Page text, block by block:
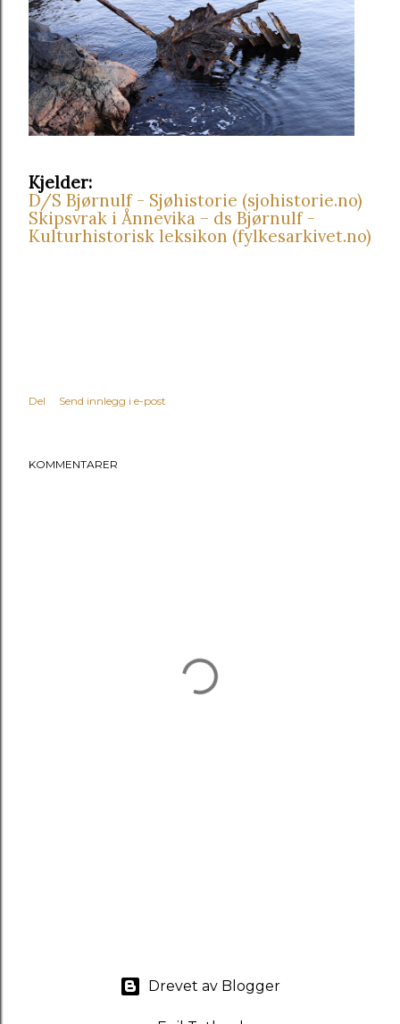
Kjelder:
D/S Bjørnulf - Sjøhistorie (sjohistorie.no)
Skipsvrak i Ånnevika – ds Bjørnulf -
Kulturhistorisk leksikon (fylkesarkivet.no)
Del Send innlegg i e-post
KOMMENTARER
Drevet av Blogger